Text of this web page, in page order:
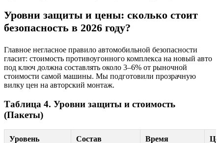
Уровни защиты и цены: сколько стоит
безопасность в 2026 году?
Главное негласное правило автомобильной безопасности
гласит: стоимость противоугонного комплекса на новый авто
под ключ должна составлять около 3–6% от рыночной
стоимости самой машины. Мы подготовили прозрачную
вилку цен на авторский монтаж.
Таблица 4. Уровни защиты и стоимость
(Пакеты)
Уровень Состав Время